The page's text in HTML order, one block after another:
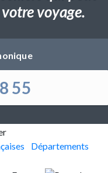
voyage.
55
Départements